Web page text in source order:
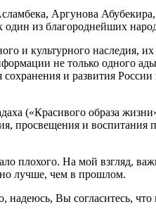
Аргунова
из благороднейших
культурного наследия, их
не только одного
и развития
(«Красивого образа
просвещения и воспитания
На мой взгляд,
лучше, чем в прошлом.
Вы согласитесь, что